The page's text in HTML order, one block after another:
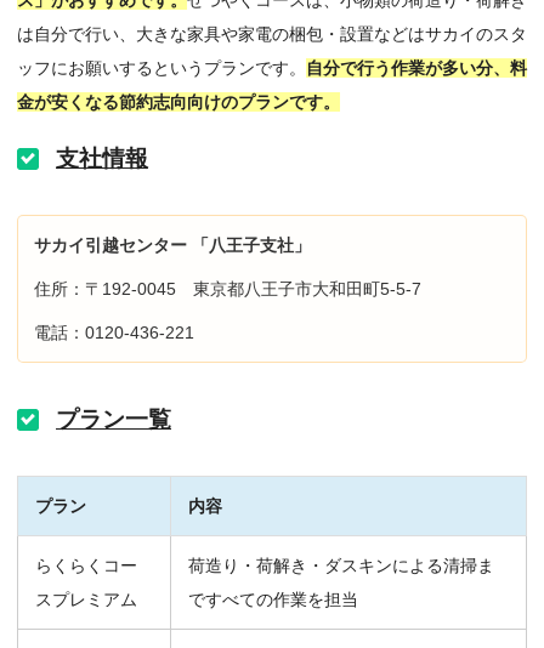
は自分で行い、大きな家具や家電の梱包・設置などはサカイのスタ
ッフにお願いするというプランです。
自分で行う作業が多い分、料
金が安くなる節約志向向けのプランです。
支社情報
サカイ引越センター 「八王子支社」
住所：〒192-0045 東京都八王子市大和田町5-5-7
電話：0120-436-221
プラン一覧
プラン 内容
らくらくコー
スプレミアム
荷造り・荷解き・ダスキンによる清掃ま
ですべての作業を担当